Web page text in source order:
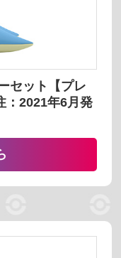
名前 昇順
セット【プレ
：2021年6月発